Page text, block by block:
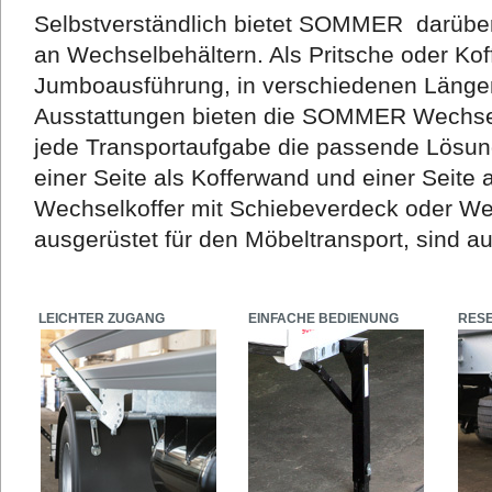
Selbstverständlich bietet SOMMER
an Wechselbehältern. Als Pritsche oder
Jumboausführung, in verschiedenen
Ausstattungen bieten die SOMMER
jede Transportaufgabe die passende
einer Seite als Kofferwand und einer Seite
Wechselkoffer mit Schiebeverdeck oder
ausgerüstet für den Möbeltransport, sind
LEICHTER ZUGANG EINFACHE BEDIENUNG